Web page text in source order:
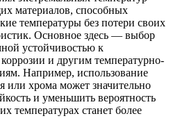
материалов, способных
температуры без потери своих
Основное здесь — выбор
устойчивостью к
и другим температурно-
Например, использование
или хрома может значительно
и уменьшить вероятность
температурах станет более